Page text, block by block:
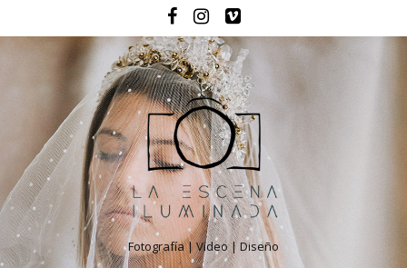
Fotografía | Video | Diseño